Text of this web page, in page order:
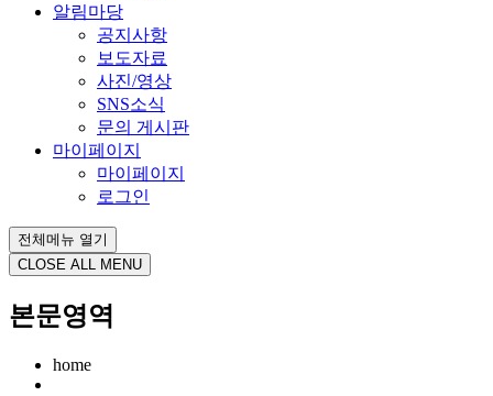
알림마당
공지사항
보도자료
사진/영상
SNS소식
문의 게시판
마이페이지
마이페이지
로그인
전체메뉴 열기
CLOSE ALL MENU
본문영역
home